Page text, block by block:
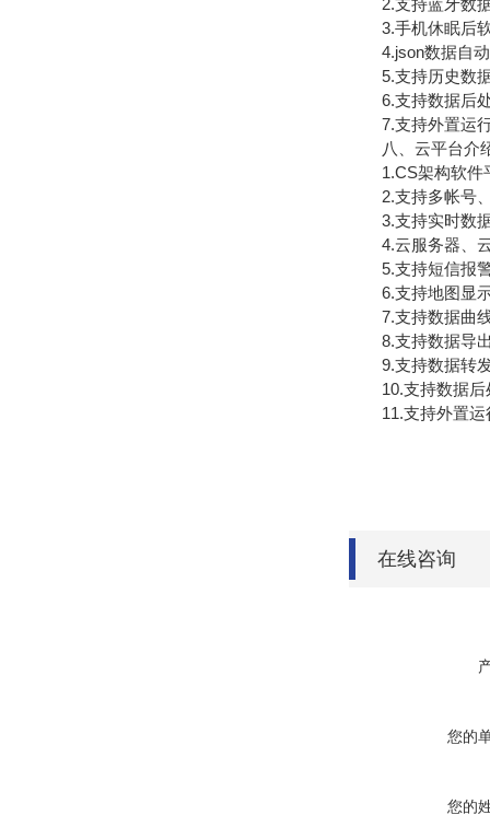
2.支持蓝牙数
3.手机休眠后软
4.json数据自动
5.支持历史数据
6.支持数据后
7.支持外置运行
八、云平台介
1.CS架构软件平
2.支持多帐号、
3.支持实时数据
4.云服务器、云
5.支持短信报警
6.支持地图显示
7.支持数据曲
8.支持数据导出
9.支持数据转发
10.支持数据后
11.支持外置运
在线咨询
您的
您的